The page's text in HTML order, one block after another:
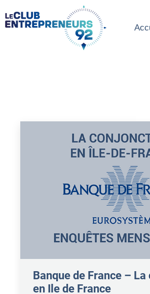
Banque de France –
en Ile de France